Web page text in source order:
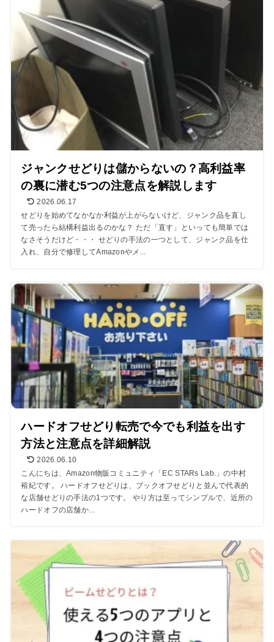
ジャンクせどりは儲からないの？高利益率
の裏に潜む5つの注意点を解説します
2026.06.17
せどりを始めてなかなか利益が上がらないけど、ジャンク品を直し
て売ったら結構利益出るのかな？ ただ「直す」といっても簡単では
なさそうだけど・・・ せどりの手法の一つとして、ジャンク品を仕
入れ、自分で修理してAmazonやメ...
ハードオフせどり転売で今でも利益を出す
方法と注意点を詳細解説
2026.06.10
こんにちは、Amazon物販コミュニティ「EC STARs Lab.」の中村
裕紀です。 ハードオフせどりは、ブックオフせどりと並んで代表的
な店舗せどりの手法の1つです。 やり方は至ってシンプルで、近所の
ハードオフの店舗か...